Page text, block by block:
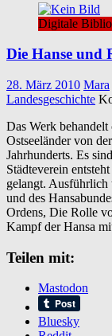
Digitale
Die Hanse und
28. März 2010 Mara
Landesgeschichte
Das Werk behandelt
Ostseeländer von
Jahrhunderts. Es
Städteverein
gelangt. Ausführlich
und des
Ordens, Die Rolle
Kampf der Hansa
Teilen mit:
Mastodon
Bluesky